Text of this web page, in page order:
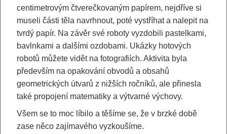
centimetrovým čtverečkovaným papírem, nejdříve si
museli části těla navrhnout, poté vystříhat a nalepit na
tvrdý papír. Na závěr své roboty vyzdobili pastelkami,
bavlnkami a dalšími ozdobami. Ukázky hotových
robotů můžete vidět na fotografiích. Aktivita byla
především na opakování obvodů a obsahů
geometrických útvarů z nižších ročníků, ale přinesla
také propojení matematiky a výtvarné výchovy.
Všem se to moc líbilo a těšíme se, že v brzké době
zase něco zajímavého vyzkoušíme.